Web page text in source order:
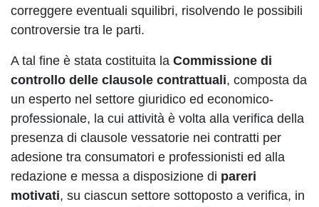
correggere eventuali squilibri, risolvendo le possibili
controversie tra le parti.
A tal fine è stata costituita la Commissione di
controllo delle clausole contrattuali, composta da
un esperto nel settore giuridico ed economico-
professionale, la cui attività è volta alla verifica della
presenza di clausole vessatorie nei contratti per
adesione tra consumatori e professionisti ed alla
redazione e messa a disposizione di pareri
motivati, su ciascun settore sottoposto a verifica, in